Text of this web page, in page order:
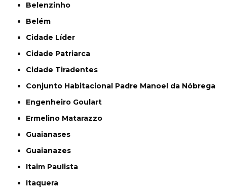
Belenzinho
Belém
Cidade Líder
Cidade Patriarca
Cidade Tiradentes
Conjunto Habitacional Padre Manoel da Nóbrega
Engenheiro Goulart
Ermelino Matarazzo
Guaianases
Guaianazes
Itaim Paulista
Itaquera